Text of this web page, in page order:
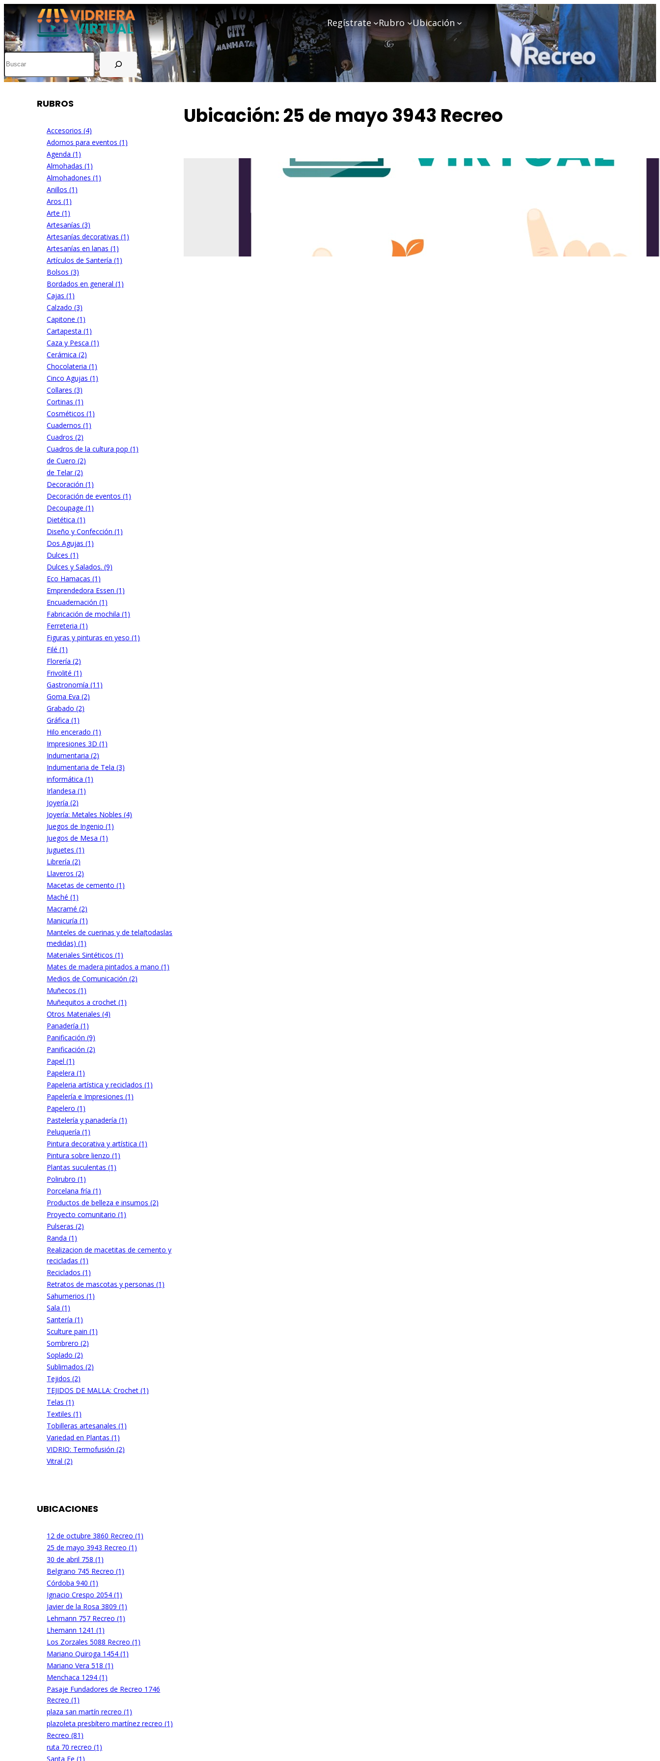
Regístrate Rubro Ubicación
RUBROS
Accesorios (4)
Adornos para eventos (1)
Agenda (1)
Almohadas (1)
Almohadones (1)
Anillos (1)
Aros (1)
Arte (1)
Artesanías (3)
Artesanías decorativas (1)
Artesanías en lanas (1)
Artículos de Santería (1)
Bolsos (3)
Bordados en general (1)
Cajas (1)
Calzado (3)
Capitone (1)
Cartapesta (1)
Caza y Pesca (1)
Cerámica (2)
Chocolateria (1)
Cinco Agujas (1)
Collares (3)
Cortinas (1)
Cosméticos (1)
Cuadernos (1)
Cuadros (2)
Cuadros de la cultura pop (1)
de Cuero (2)
de Telar (2)
Decoración (1)
Decoración de eventos (1)
Decoupage (1)
Dietética (1)
Diseño y Confección (1)
Dos Agujas (1)
Dulces (1)
Dulces y Salados. (9)
Eco Hamacas (1)
Emprendedora Essen (1)
Encuadernación (1)
Fabricación de mochila (1)
Ferreteria (1)
Figuras y pinturas en yeso (1)
Filé (1)
Florería (2)
Frivolité (1)
Gastronomía (11)
Goma Eva (2)
Grabado (2)
Gráfica (1)
Hilo encerado (1)
Impresiones 3D (1)
Indumentaria (2)
Indumentaria de Tela (3)
informática (1)
Irlandesa (1)
Joyería (2)
Joyería: Metales Nobles (4)
Juegos de Ingenio (1)
Juegos de Mesa (1)
Juguetes (1)
Librería (2)
Llaveros (2)
Macetas de cemento (1)
Maché (1)
Macramé (2)
Manicuría (1)
Manteles de cuerinas y de tela(todaslas
medidas) (1)
Materiales Sintéticos (1)
Mates de madera pintados a mano (1)
Medios de Comunicación (2)
Muñecos (1)
Muñequitos a crochet (1)
Otros Materiales (4)
Panadería (1)
Panificación (9)
Panificación (2)
Papel (1)
Papelera (1)
Papeleria artística y reciclados (1)
Papelería e Impresiones (1)
Papelero (1)
Pastelería y panadería (1)
Peluquería (1)
Pintura decorativa y artística (1)
Pintura sobre lienzo (1)
Plantas suculentas (1)
Polirubro (1)
Porcelana fría (1)
Productos de belleza e insumos (2)
Proyecto comunitario (1)
Pulseras (2)
Randa (1)
Realizacion de macetitas de cemento y
recicladas (1)
Reciclados (1)
Retratos de mascotas y personas (1)
Sahumerios (1)
Sala (1)
Santería (1)
Sculture pain (1)
Sombrero (2)
Soplado (2)
Sublimados (2)
Tejidos (2)
TEJIDOS DE MALLA: Crochet (1)
Telas (1)
Textiles (1)
Tobilleras artesanales (1)
Variedad en Plantas (1)
VIDRIO: Termofusión (2)
Vitral (2)
UBICACIONES
12 de octubre 3860 Recreo (1)
25 de mayo 3943 Recreo (1)
30 de abril 758 (1)
Belgrano 745 Recreo (1)
Córdoba 940 (1)
Ignacio Crespo 2054 (1)
Javier de la Rosa 3809 (1)
Lehmann 757 Recreo (1)
Lhemann 1241 (1)
Los Zorzales 5088 Recreo (1)
Mariano Quiroga 1454 (1)
Mariano Vera 518 (1)
Menchaca 1294 (1)
Pasaje Fundadores de Recreo 1746
Recreo (1)
plaza san martín recreo (1)
plazoleta presbítero martínez recreo (1)
Recreo (81)
ruta 70 recreo (1)
Santa Fe (1)
Ubicación:25 de mayo 3943 Recreo